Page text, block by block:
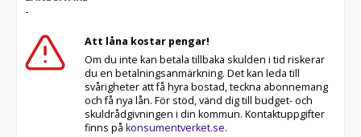
60 månaders garanti och komplettera med extra
hjuluppsättningar till bra priser. Gör ditt bilköp tryggt
och enkelt hos oss.
Med korta lagertider försvinner våra bilar snabbt! Ring
oss idag för att reservera din bil: 013-480 22 00 . Vi
erbjuder även skräddarsydd finansiering och 14 dagars
fri försäkring från Folksam.
-
Att låna kostar pengar!
Om du inte kan betala tillbaka skulden i tid riskerar
du en betalningsanmärkning. Det kan leda till
svårigheter att få hyra bostad, teckna abonnemang
och få nya lån. För stöd, vänd dig till budget- och
skuldrådgivningen i din kommun. Kontaktuppgifter
finns på konsumentverket.se.